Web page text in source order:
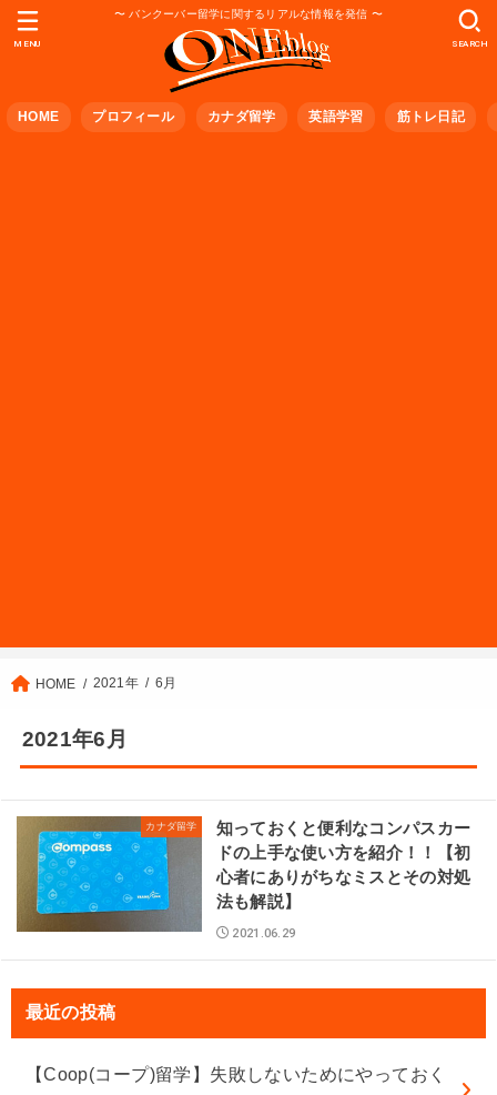
〜 バンクーバー留学に関するリアルな情報を発信 〜
HOME プロフィール カナダ留学 英語学習 筋トレ日記
SEARCH
MENU
HOME 2021年 6月
2021年6月
カナダ留学
知っておくと便利なコンパスカー
ドの上手な使い方を紹介！！【初
心者にありがちなミスとその対処
法も解説】
2021.06.29
最近の投稿
【Coop(コープ)留学】失敗しないためにやっておく